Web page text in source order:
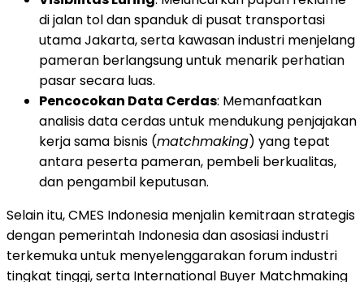
di jalan tol dan spanduk di pusat transportasi
utama Jakarta, serta kawasan industri menjelang
pameran berlangsung untuk menarik perhatian
pasar secara luas.
Pencocokan Data Cerdas: Memanfaatkan
analisis data cerdas untuk mendukung penjajakan
kerja sama bisnis (matchmaking) yang tepat
antara peserta pameran, pembeli berkualitas,
dan pengambil keputusan.
Selain itu, CMES Indonesia menjalin kemitraan strategis
dengan pemerintah Indonesia dan asosiasi industri
terkemuka untuk menyelenggarakan forum industri
tingkat tinggi, serta International Buyer Matchmaking